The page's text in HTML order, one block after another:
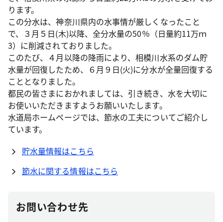
ります。
この分水は、神奈川県内の水事情が厳しくなったこと
で、３月５日(木)以降、全分水量の50％（日量約11万ｍ
3）に削減されておりました。
このたび、４月以降の降雨により、相模川水系のダム貯
水量が回復したため、６月９日(火)に分水が全量回復する
こととなりました。
都民の皆さまにおかれましては、引き続き、水を大切に
お使いいただきますようお願いいたします。
水道局ホームページでは、節水の工夫についてご紹介し
ています。
貯水量情報はこちら
節水に関する情報はこちら
お問い合わせ先